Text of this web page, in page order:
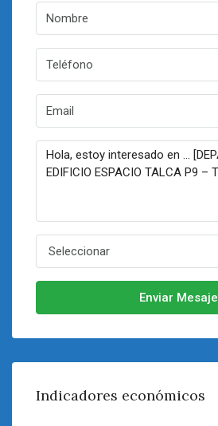
Seleccionar
Enviar Mesaje
Indicadores económicos